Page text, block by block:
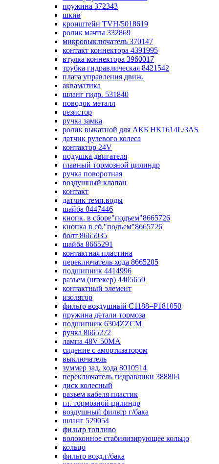
пружина 372343
шкив
кронштейн TVH/5018619
ролик мачты 332869
микровыключатель 370147
контакт коннектора 4391995
втулка коннектора 3960017
трубка гидравлическая 8421542
плата управления движ.
акваматика
шланг гидр. 531840
поводок металл
резистор
ручка замка
ролик выкатной для АКБ HK1614L/3AS
датчик рулевого колеса
контактор 24V
подушка двигателя
главный тормозной цилиндр
ручка поворотная
воздушный клапан
контакт
датчик темп.воды
шайба 0447446
кнопк. в сборе"подъем"8665726
кнопка в сб."подъем"8665726
болт 8665035
шайба 8665291
контактная пластина
переключатель хода 8665285
подшипник 4414996
разъем (штекер) 4405659
контактный элемент
изолятор
фильтр воздушный С1188=P181050
пружина детали тормоза
подшипник 6304ZZCM
ручка 8665272
лампа 48V 50МА
сидение с амортизатором
выключатель
зуммер зад. хода 8010514
переключатель гидравлики 388804
диск колесный
разъем кабеля пластик
гл. тормозной цилиндр
воздушный фильтр г/бака
шланг 529054
фильтр топливо
волоконное стабилизирующее кольцо
кольцо
фильтр возд.г/бака